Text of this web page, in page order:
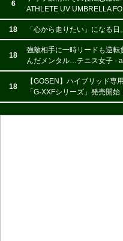
6
ATHLETE UV UMBRELLA
18 「心から走りたい」になる日。
18
強敵相手に一時リードも逆
んだメンタル…テニス女子 -
18
【GOSEN】ハイブリッド専
「G-XXFシリーズ」発売開始